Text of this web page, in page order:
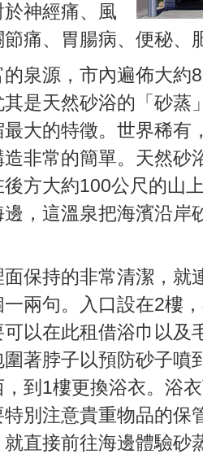
神經痛、風
痛、胃腸病、便秘、
泉源，市內遍佈大約
是天然砂浴的「砂蒸
大的特徵。世界稀有
非常的簡單。天然砂
方大約100公尺的山
，這溫泉把海濱沿岸
保持的非常清潔，就
兩句。入口設在2樓
以在此租借浴巾以及
著脖子以預防砂子噴
到1樓更換浴衣。浴
別注意貴重物品的保
直接前往海邊體驗砂